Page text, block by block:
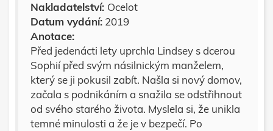
Nakladatelství: Ocelot
Datum vydání: 2019
Anotace:
Před jedenácti lety uprchla Lindsey s dcerou
Sophií před svým násilnickým manželem,
který se ji pokusil zabít. Našla si nový domov,
začala s podnikáním a snažila se odstřihnout
od svého starého života. Myslela si, že unikla
temné minulosti a že je v bezpečí. Po